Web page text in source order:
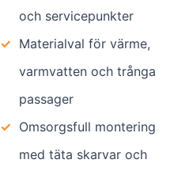
och servicepunkter
✓ Materialval för värme,
varmvatten och trånga
passager
✓ Omsorgsfull montering
med täta skarvar och